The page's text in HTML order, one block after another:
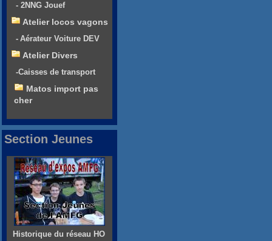
- 2NNG Jouef
Atelier locos vagons
- Aérateur Voiture DEV
Atelier Divers
-Caisses de transport
Matos import pas
cher
Section Jeunes
Historique du réseau HO